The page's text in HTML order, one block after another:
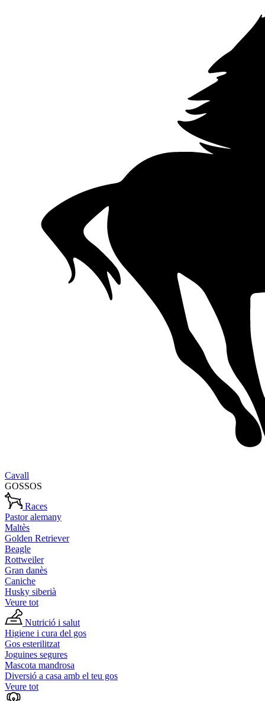
Cavall
GOSSOS
Races
Pastor alemany
Maltès
Golden Retriever
Beagle
Rottweiler
Gran danès
Caniche
Husky siberià
Veure tot
Nutrició i salut
Higiene i cura del gos
Gos esterilitzat
Joguines segures
Mascota mandrosa
Diversió a casa amb el teu gos
Veure tot